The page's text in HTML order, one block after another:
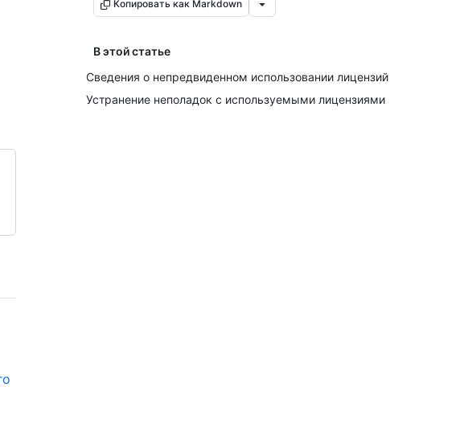
Копировать как Markdown
В этой статье
Сведения о непредвиденном использовании лицензий
Устранение неполадок с используемыми лицензиями